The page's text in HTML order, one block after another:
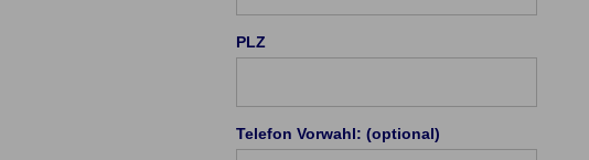
PLZ
Telefon Vorwahl: (optional)